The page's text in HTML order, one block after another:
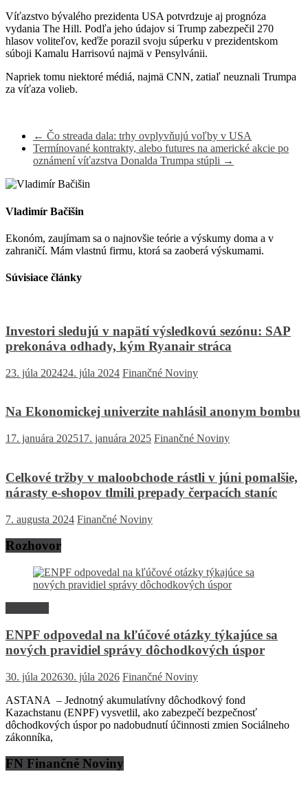
Víťazstvo bývalého prezidenta USA potvrdzuje aj prognóza
vydania The Hill. Podľa jeho údajov si Trump zabezpečil 270
hlasov voliteľov, keďže porazil svoju súperku v prezidentskom
súboji Kamalu Harrisovú najmä v Pensylvánii.
Napriek tomu niektoré médiá, najmä CNN, zatiaľ neuznali Trumpa
za víťaza volieb.
← Čo streada dala: trhy ovplyvňujú voľby v USA
Termínované kontrakty, alebo futures na americké akcie po
oznámení víťazstva Donalda Trumpa stúpli →
Vladimír Bačišin
Ekonóm, zaujímam sa o najnovšie teórie a výskumy doma a v
zahraničí. Mám vlastnú firmu, ktorá sa zaoberá výskumami.
Súvisiace články
Investori sledujú v napätí výsledkovú sezónu: SAP
prekonáva odhady, kým Ryanair stráca
23. júla 202424. júla 2024 Finančné Noviny
Na Ekonomickej univerzite nahlásil anonym bombu
17. januára 202517. januára 2025 Finančné Noviny
Celkové tržby v maloobchode rástli v júni pomalšie,
nárasty e-shopov tlmili prepady čerpacích staníc
7. augusta 2024 Finančné Noviny
Rozhovor
ENPF odpovedal na kľúčové otázky týkajúce sa
nových pravidiel správy dôchodkových úspor
30. júla 202630. júla 2026 Finančné Noviny
ASTANA – Jednotný akumulatívny dôchodkový fond
Kazachstanu (ENPF) vysvetlil, ako zabezpečí bezpečnosť
dôchodkových úspor po nadobudnutí účinnosti zmien Sociálneho
zákonníka,
FN Finančné Noviny